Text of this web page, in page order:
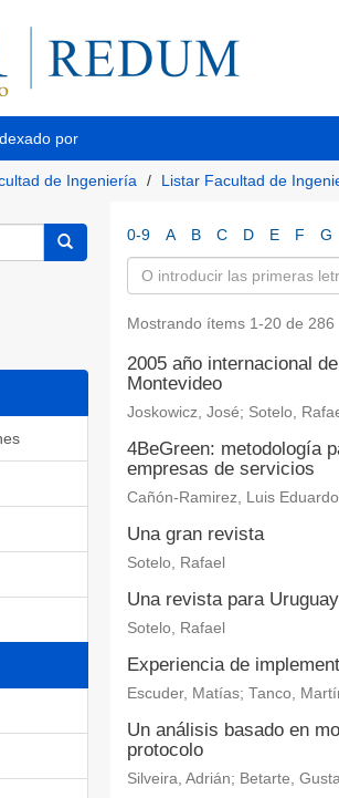
por
de Ingeniería Listar Facultad de
0-9 A B C D E F G
Mostrando ítems 1-20 de 286
2005 año internacional
Montevideo
Joskowicz, José; Sotelo,
4BeGreen: metodología
empresas de servicios
Cañón-Ramirez, Luis
Una gran revista
Sotelo, Rafael
Una revista para
Sotelo, Rafael
Experiencia de
Escuder, Matías; Tanco,
Un análisis basado en
protocolo
Silveira, Adrián; Betarte,